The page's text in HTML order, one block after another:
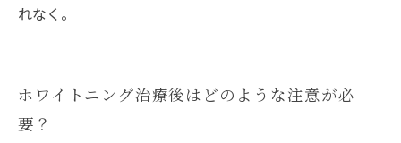
れなく。
ホワイトニング治療後はどのような注意が必
要？